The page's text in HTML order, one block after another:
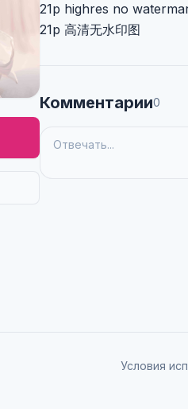
21p highres no
21p 高清无水印图
Комментарии0
Условия